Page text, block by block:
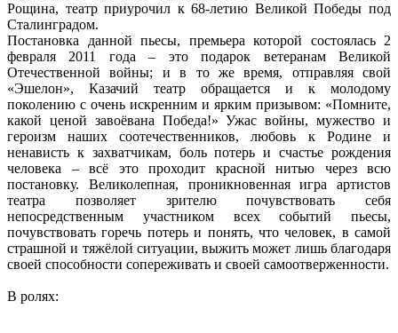
Рощина, театр приурочил к 68-летию Великой Победы под
Сталинградом.
Постановка данной пьесы, премьера которой состоялась 2
февраля 2011 года – это подарок ветеранам Великой
Отечественной войны; и в то же время, отправляя свой
«Эшелон», Казачий театр обращается и к молодому
поколению с очень искренним и ярким призывом: «Помните,
какой ценой завоёвана Победа!» Ужас войны, мужество и
героизм наших соотечественников, любовь к Родине и
ненависть к захватчикам, боль потерь и счастье рождения
человека – всё это проходит красной нитью через всю
постановку. Великолепная, проникновенная игра артистов
театра позволяет зрителю почувствовать себя
непосредственным участником всех событий пьесы,
почувствовать горечь потерь и понять, что человек, в самой
страшной и тяжёлой ситуации, выжить может лишь благодаря
своей способности сопереживать и своей самоотверженности.
В ролях: